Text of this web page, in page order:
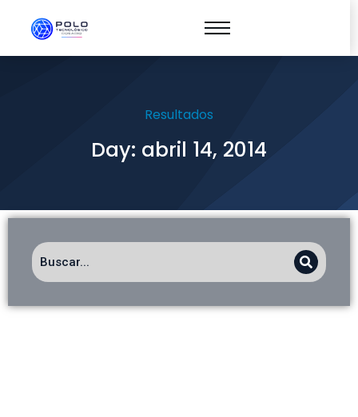
Resultados
Day: abril 14, 2014